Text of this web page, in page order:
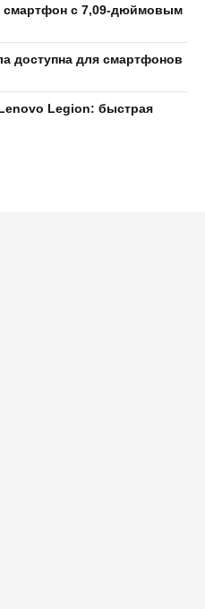
смартфон с 7,09-дюймовым
доступна для смартфонов
Legion: быстрая